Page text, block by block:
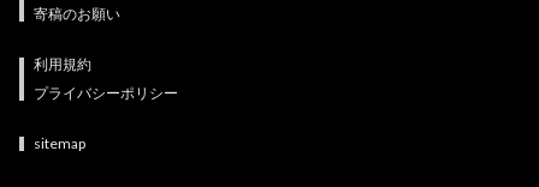
寄稿のお願い
利用規約
プライバシーポリシー
sitemap